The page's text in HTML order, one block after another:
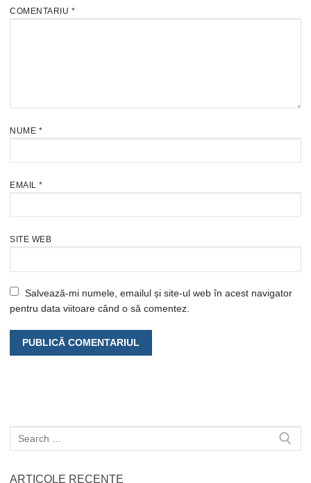
COMENTARIU *
NUME *
EMAIL *
SITE WEB
Salvează-mi numele, emailul și site-ul web în acest navigator
pentru data viitoare când o să comentez.
Caută
după:
ARTICOLE RECENTE